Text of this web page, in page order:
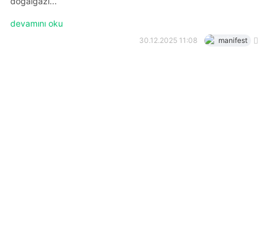
devamını oku
30.12.2025 11:08 manifest